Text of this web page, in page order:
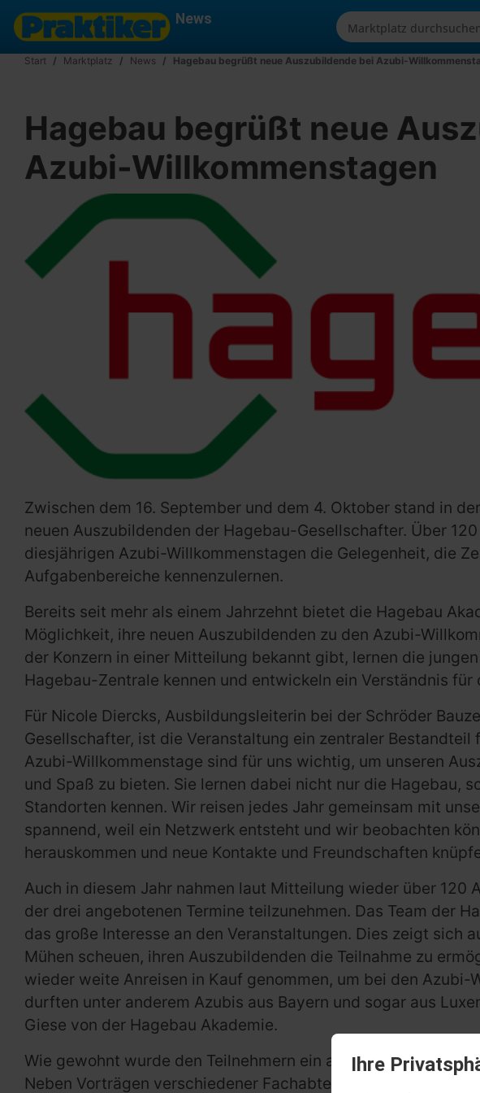
Ihre
News
Start Marktplatz News Hagebau begrüßt neue Auszubildende bei Azubi-
Hagebau begrüßt neue
Azubi-Willkommenstagen
Zwischen dem 16. September und dem 4. Oktober stand in
neuen Auszubildenden der Hagebau-Gesellschafter. Über
diesjährigen Azubi-Willkommenstagen die Gelegenheit, die
Aufgabenbereiche kennenzulernen.
Bereits seit mehr als einem Jahrzehnt bietet die Hagebau
Möglichkeit, ihre neuen Auszubildenden zu den Azubi-
der Konzern in einer Mitteilung bekannt gibt, lernen die
Hagebau-Zentrale kennen und entwickeln ein Verständnis
Für Nicole Diercks, Ausbildungsleiterin bei der Schröder
Gesellschafter, ist die Veranstaltung ein zentraler
Azubi-Willkommenstage sind für uns wichtig, um unseren
und Spaß zu bieten. Sie lernen dabei nicht nur die Hagebau,
Standorten kennen. Wir reisen jedes Jahr gemeinsam mit
spannend, weil ein Netzwerk entsteht und wir beobachten
herauskommen und neue Kontakte und Freundschaften
Auch in diesem Jahr nahmen laut Mitteilung wieder über 120
der drei angebotenen Termine teilzunehmen. Das Team der
das große Interesse an den Veranstaltungen. Dies zeigt sich
Mühen scheuen, ihren Auszubildenden die Teilnahme zu
wieder weite Anreisen in Kauf genommen, um bei den Azubi-
durften unter anderem Azubis aus Bayern und sogar aus
Giese von der Hagebau Akademie.
Wie gewohnt wurde den Teilnehmern ein
Neben Vorträgen verschiedener Fachabteilungen zählten zu